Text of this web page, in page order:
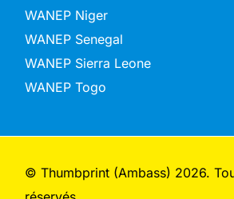
WANEP Niger
WANEP Senegal
WANEP Sierra Leone
WANEP Togo
© Thumbprint (Ambass) 2026.